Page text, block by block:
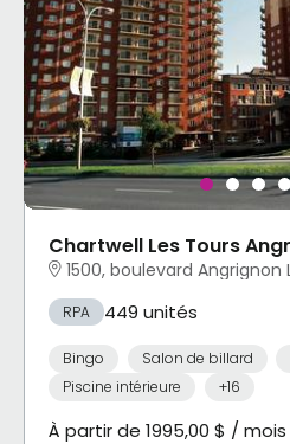
Chartwell Les Tours
1500, boulevard Angrignon
RPA 449 unités
Bingo Salon de billard
Piscine intérieure
+16
À partir de 1995,00 $ / mois